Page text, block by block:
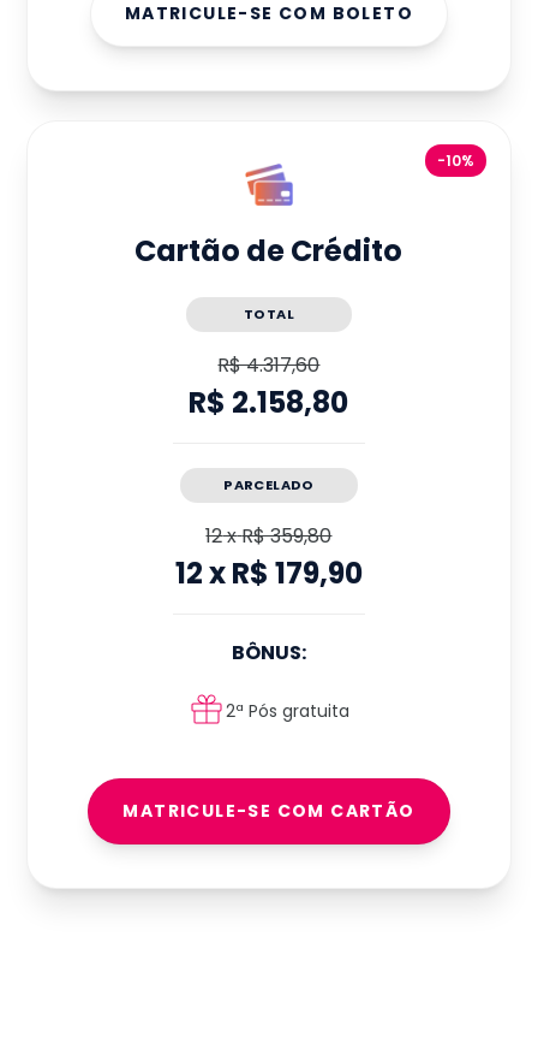
MATRICULE-SE COM BOLETO
-10%
Cartão de Crédito
TOTAL
R$ 4.317,60
R$ 2.158,80
PARCELADO
12xR$ 359,80
12xR$ 179,90
BÔNUS:
2ª Pós gratuita
MATRICULE-SE COM CARTÃO